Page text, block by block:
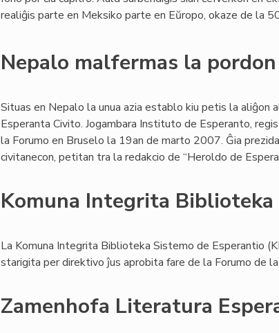
realiĝis parte en Meksiko parte en Eŭropo, okaze de la
Nepalo malfermas la
Situas en Nepalo la unua azia establo kiu petis la aliĝon
Esperanta Civito. Jogambara Instituto de Esperanto,
la Forumo en Bruselo la 19an de marto 2007. Ĝia
civitanecon, petitan tra la redakcio de “Heroldo de
Komuna Integrita
La Komuna Integrita Biblioteka Sistemo de Esperantio
starigita per direktivo ĵus aprobita fare de la Forumo de
Zamenhofa Literatura